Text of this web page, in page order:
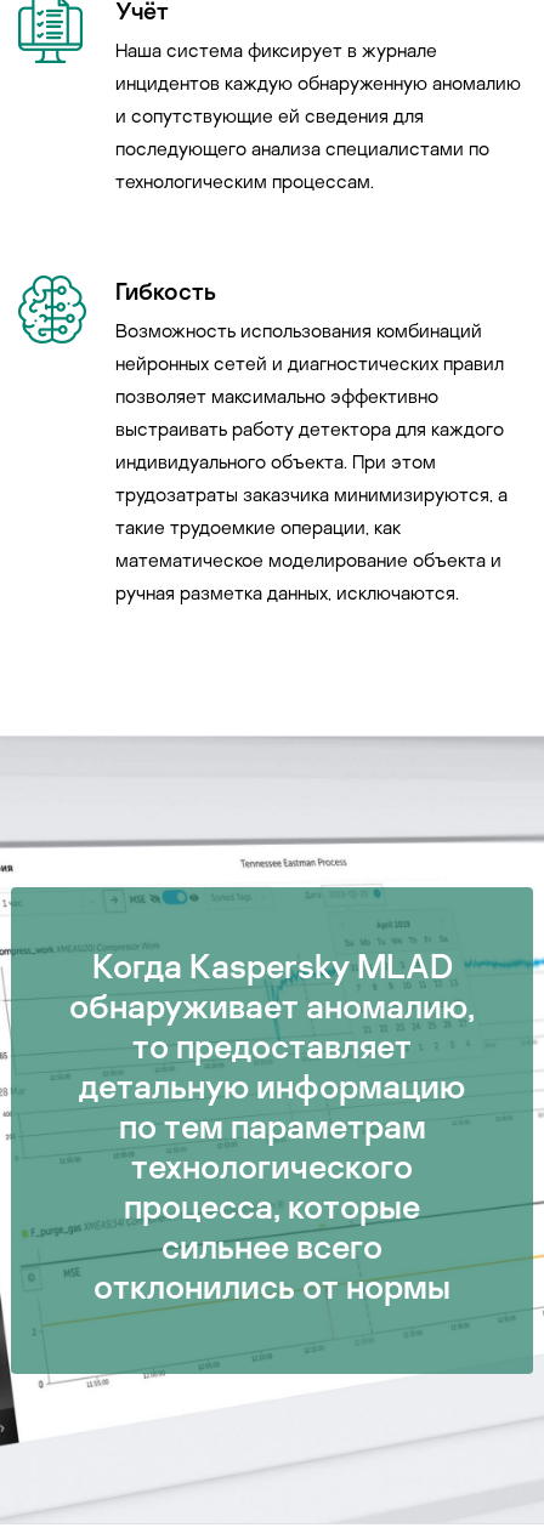
Учёт
Наша система фиксирует в журнале
инцидентов каждую обнаруженную аномалию
и сопутствующие ей сведения для
последующего анализа специалистами по
технологическим процессам.
Гибкость
Возможность использования комбинаций
нейронных сетей и диагностических правил
позволяет максимально эффективно
выстраивать работу детектора для каждого
индивидуального объекта. При этом
трудозатраты заказчика минимизируются, а
такие трудоемкие операции, как
математическое моделирование объекта и
ручная разметка данных, исключаются.
Когда Kaspersky MLAD
обнаруживает аномалию,
то предоставляет
детальную информацию
по тем параметрам
технологического
процесса, которые
сильнее всего
отклонились от нормы